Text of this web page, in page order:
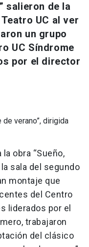
salieron de la
UC al ver
un grupo
UC Síndrome
por el director
de verano”, dirigida
obra “Sueño,
sala del segundo
montaje que
del Centro
liderados por el
trabajaron
del clásico